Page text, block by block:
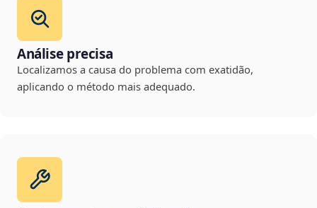
Análise precisa
Localizamos a causa do problema com exatidão,
aplicando o método mais adequado.